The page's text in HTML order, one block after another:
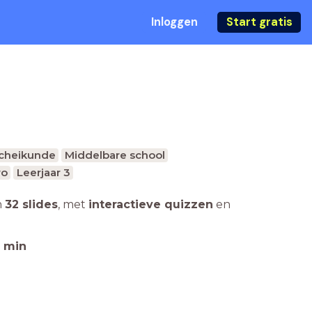
Inloggen Start gratis
Middelbare school
Leerjaar 3
32 slides, met interactieve quizzen en
min